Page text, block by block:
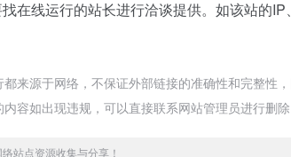
在线运行的站长进行洽谈提供。如该站的IP
来源于网络，不保证外部链接的准确性和完整
容如出现违规，可以直接联系网站管理员进行删
站点资源收集与分享！